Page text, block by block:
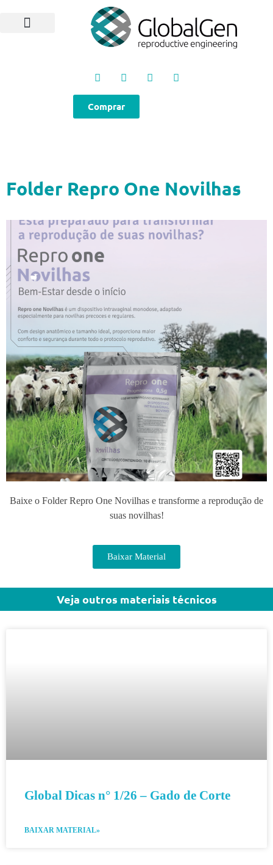
Comprar
Folder Repro One Novilhas
Baixe o Folder Repro One Novilhas e transforme a reprodução de
suas novilhas!
Baixar Material
Veja outros materiais técnicos
Global Dicas n° 1/26 – Gado de Corte
BAIXAR MATERIAL»